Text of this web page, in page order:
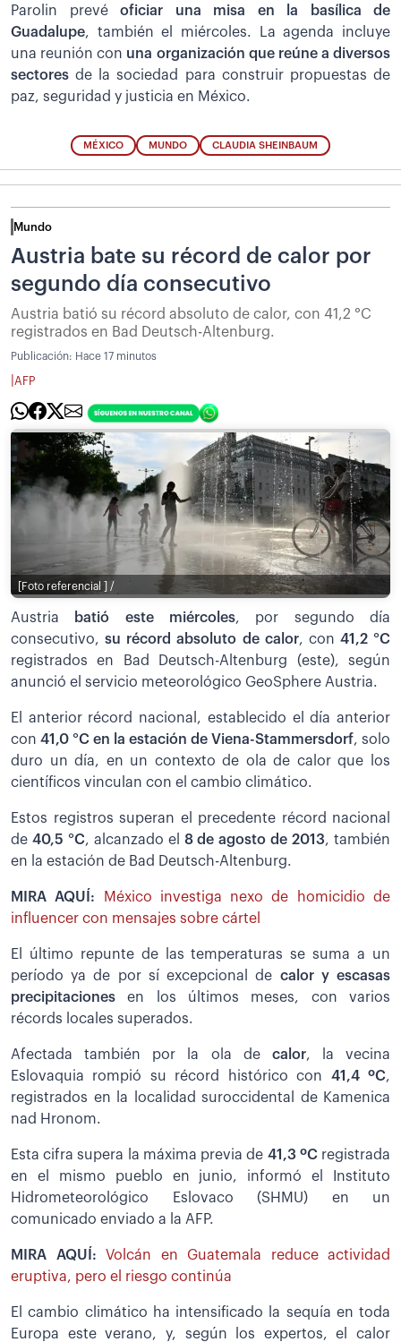
Parolin prevé oficiar una misa en la basílica de
Guadalupe, también el miércoles. La agenda incluye
una reunión con una organización que reúne a diversos
sectoresde la sociedad para construir propuestas de
paz, seguridad y justicia en México.
MÉXICO MUNDO CLAUDIA SHEINBAUM
Mundo
Austria bate su récord de calor por
segundo día consecutivo
Austria batió su récord absoluto de calor, con 41,2 °C
registrados en Bad Deutsch-Altenburg.
Publicación: Hace 17 minutos
AFP
[Foto referencial ] /
Austria batió este miércoles, por segundo día
consecutivo,su récord absoluto de calor, con 41,2 °C
registrados en Bad Deutsch-Altenburg (este), según
anunció el servicio meteorológico GeoSphere Austria.
El anterior récord nacional, establecido el día anterior
con 41,0 °C en la estación de Viena-Stammersdorf, solo
duro un día, en un contexto de ola de calor que los
científicos vinculan con el cambio climático.
Estos registros superan el precedente récord nacional
de 40,5 °C, alcanzado el 8 de agosto de 2013, también
en la estación de Bad Deutsch-Altenburg.
MIRA AQUÍ: México investiga nexo de homicidio de
influencer con mensajes sobre cártel
El último repunte de las temperaturas se suma a un
período ya de por sí excepcional de calor y escasas
precipitacionesen los últimos meses, con varios
récords locales superados.
Afectada también por la ola de calor, la vecina
Eslovaquia rompió su récord histórico con 41,4 ºC,
registrados en la localidad suroccidental de Kamenica
nad Hronom.
Esta cifra supera la máxima previa de 41,3 ºCregistrada
en el mismo pueblo en junio, informó el Instituto
Hidrometeorológico Eslovaco (SHMU) en un
comunicado enviado a la AFP.
MIRA AQUÍ: Volcán en Guatemala reduce actividad
eruptiva, pero el riesgo continúa
El cambio climático ha intensificado la sequía en toda
Europa este verano, y, según los expertos, el calor